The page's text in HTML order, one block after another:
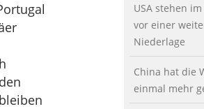
USA stehen
vor einer
Niederlage
China hat die
einmal mehr